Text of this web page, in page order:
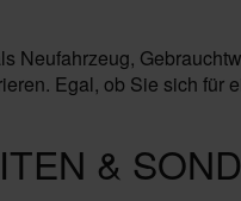
Neufahrzeug,
Egal, ob Sie sich
&